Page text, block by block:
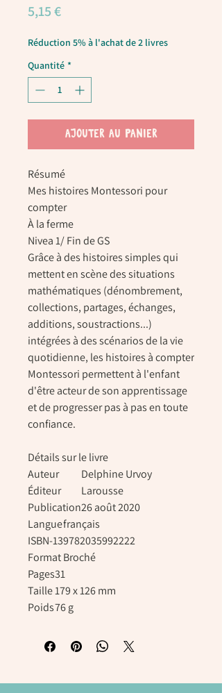
5,15 €Prix
Réduction 5% à l'achat de 2 livres
Quantité *
AJOUTER AU PANIER
Résumé
Mes histoires Montessori pour
compter
À la ferme
Nivea 1/ Fin de GS
Grâce à des histoires simples qui
mettent en scène des situations
mathématiques (dénombrement,
collections, partages, échanges,
additions, soustractions...)
intégrées à des scénarios de la vie
quotidienne, les histoires à compter
Montessori permettent à l'enfant
d'être acteur de son apprentissage
et de progresser pas à pas en toute
confiance.
Détails sur le livre
Auteur
Delphine Urvoy
Éditeur
Larousse
Publication26 août 2020
Languefrançais
ISBN-139782035992222
FormatBroché
Pages31
Taille179 x 126 mm
Poids76 g